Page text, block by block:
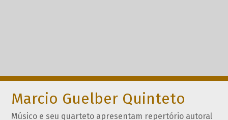
Marcio Guelber Quinteto
Músico e seu quarteto apresentam repertório autoral